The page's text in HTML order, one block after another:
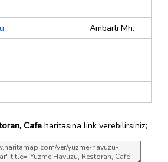
Ambarlı Mh.
Cafeharitasına link verebilirsiniz;